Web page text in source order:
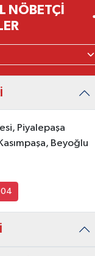
NÖBETÇI
Piyalepaşa
Beyoğlu
04